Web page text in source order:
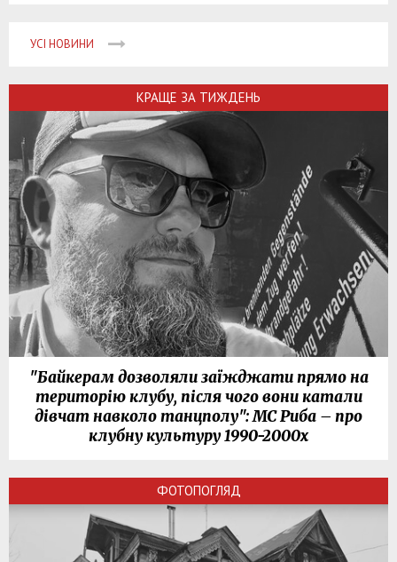
УСІ НОВИНИ
КРАЩЕ ЗА ТИЖДЕНЬ
"Байкерам дозволяли заїжджати прямо на
територію клубу, після чого вони катали
дівчат навколо танцполу": МС Риба – про
клубну культуру 1990-2000х
ФОТОПОГЛЯД